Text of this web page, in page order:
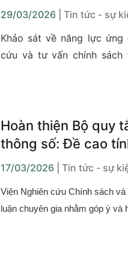
chính sách
29/03/2026
| Tin tức - sự
Khảo sátvề năng lực ứng
cứu và tư vấn chính sách
độ ứng dụng AI trong
Kết quả khảo sát là cơ sở
Hoàn thiện Bộ quy
thông số: Đề cao
người
17/03/2026 | Tin tức - sự
Viện Nghiên cứu Chính sách
luận chuyên gia nhằm góp ý và